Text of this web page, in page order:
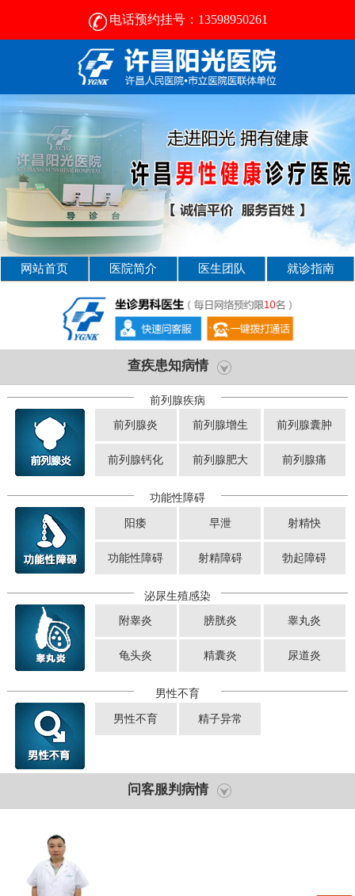
电话预约挂号：13598950261
许昌男科病医院那好- [2025新资讯] -许昌男科医院
网站首页 医院简介 医生团队 就诊指南
查疾患知病情
前列腺疾病
前列腺炎 前列腺增生 前列腺囊肿
前列腺钙化 前列腺肥大 前列腺痛
功能性障碍
阳痿 早泄 射精快
功能性障碍 射精障碍 勃起障碍
泌尿生殖感染
附睾炎 膀胱炎 睾丸炎
龟头炎 精囊炎 尿道炎
男性不育
男性不育 精子异常
问客服判病情